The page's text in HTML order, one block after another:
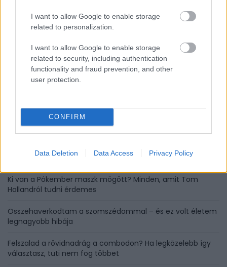
I want to allow Google to enable storage
related to personalization.
I want to allow Google to enable storage
related to security, including authentication
functionality and fraud prevention, and other
user protection.
CONFIRM
Data Deletion Data Access Privacy Policy
Szólj hozzá a Facebook-on!
LEGUTÓBBI BEJEGYZÉSEK
Ki van a Pókember maszk mögött? Minden, amit Tom
Hollandról tudni érdemes
Összehaverkodtam a szomszédommal – és ez volt életem
legnagyobb hibája
Felszalad a rövidnadrág a combodon? Ha legközelebb így
választasz, tuti nem fog többet